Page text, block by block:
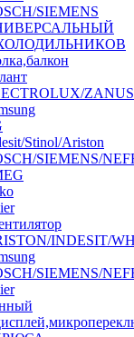
SIEMENS
ХОЛОДИЛЬНИКОВ
Stinol/Ariston
SIEMENS/
INDESIT/
SIEMENS/